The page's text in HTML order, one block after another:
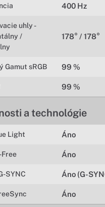
400 Hz
uhly -
/
178° / 178°
Gamut sRGB 99 %
99 %
a technológie
Light Áno
Áno
SYNC Áno (G-
Áno